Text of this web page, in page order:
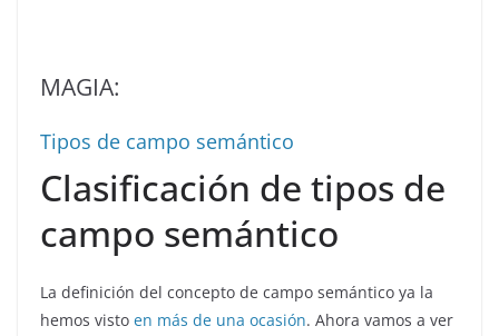
MAGIA:
Tipos de campo semántico
Clasificación de tipos de
campo semántico
La definición del concepto de campo semántico ya la
hemos visto en más de una ocasión. Ahora vamos a ver